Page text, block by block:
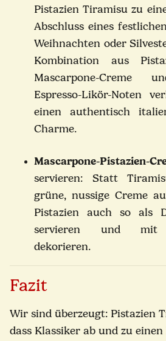
Pistazien Tiramisu zu
Abschluss eines
Weihnachten oder
Kombination aus
Mascarpone-Creme
Espresso-Likör-Noten
einen authentisch
Charme.
Mascarpone-Pistazien-
servieren: Statt
grüne, nussige Creme
Pistazien auch so als
servieren und mit
dekorieren.
Fazit
Wir sind überzeugt: Pistazien
dass Klassiker ab und zu